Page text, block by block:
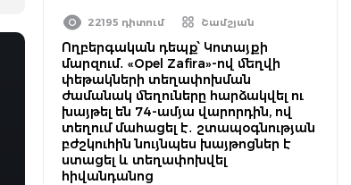
22195 դիտում Շամշյան
Ողբերգական դեպք՝ Կոտայքի
մարզում․ «Opel Zafira»-ով մեղվի
փեթակների տեղափոխման
ժամանակ մեղուները հարձակվել ու
խայթել են 74-ամյա վարորդին, ով
տեղում մահացել է․ շտապօգնության
բժշկուհին նույնպես խայթոցներ է
ստացել և տեղափոխվել
հիվանդանոց